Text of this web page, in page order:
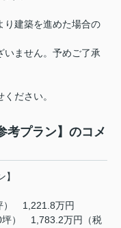
り建築を進めた場合の
いません。予めご了承
ださい。
プラン】のコメ
） 1,221.8万円
坪） 1,783.2万円（税